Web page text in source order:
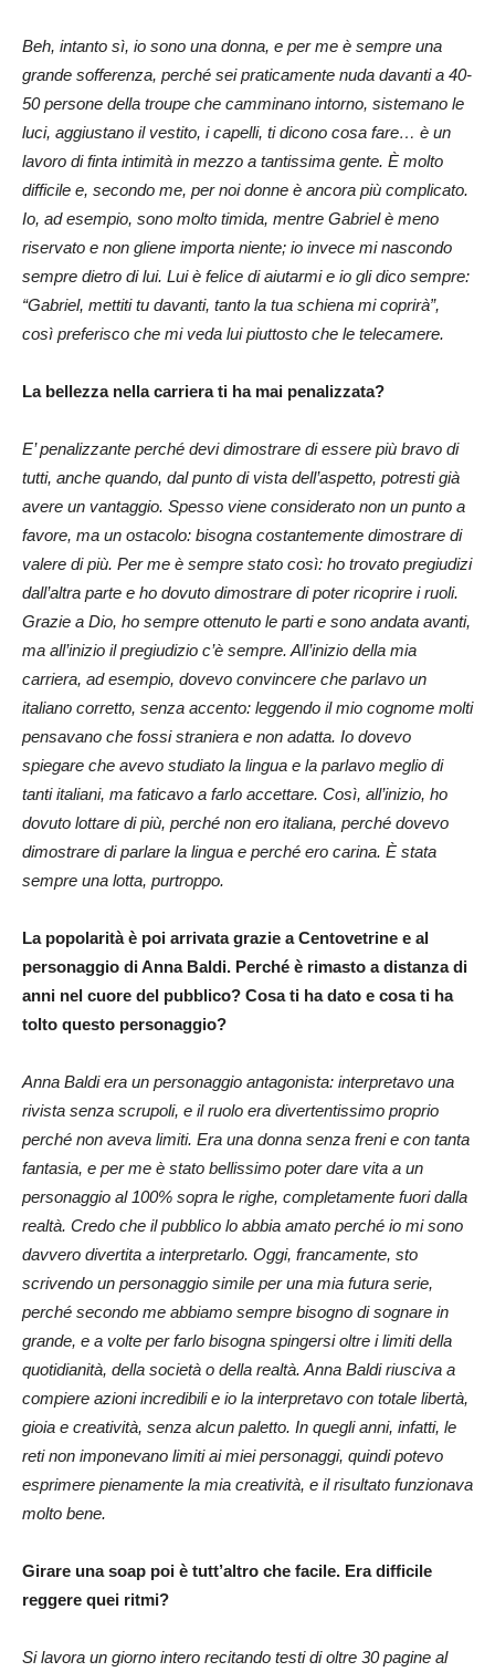
Beh, intanto sì, io sono una donna, e per me è sempre una
grande sofferenza, perché sei praticamente nuda davanti a 40-
50 persone della troupe che camminano intorno, sistemano le
luci, aggiustano il vestito, i capelli, ti dicono cosa fare… è un
lavoro di finta intimità in mezzo a tantissima gente. È molto
difficile e, secondo me, per noi donne è ancora più complicato.
Io, ad esempio, sono molto timida, mentre Gabriel è meno
riservato e non gliene importa niente; io invece mi nascondo
sempre dietro di lui. Lui è felice di aiutarmi e io gli dico sempre:
“Gabriel, mettiti tu davanti, tanto la tua schiena mi coprirà”,
così preferisco che mi veda lui piuttosto che le telecamere.
La bellezza nella carriera ti ha mai penalizzata?
E’ penalizzante perché devi dimostrare di essere più bravo di
tutti, anche quando, dal punto di vista dell’aspetto, potresti già
avere un vantaggio. Spesso viene considerato non un punto a
favore, ma un ostacolo: bisogna costantemente dimostrare di
valere di più. Per me è sempre stato così: ho trovato pregiudizi
dall’altra parte e ho dovuto dimostrare di poter ricoprire i ruoli.
Grazie a Dio, ho sempre ottenuto le parti e sono andata avanti,
ma all’inizio il pregiudizio c’è sempre. All’inizio della mia
carriera, ad esempio, dovevo convincere che parlavo un
italiano corretto, senza accento: leggendo il mio cognome molti
pensavano che fossi straniera e non adatta. Io dovevo
spiegare che avevo studiato la lingua e la parlavo meglio di
tanti italiani, ma faticavo a farlo accettare. Così, all’inizio, ho
dovuto lottare di più, perché non ero italiana, perché dovevo
dimostrare di parlare la lingua e perché ero carina. È stata
sempre una lotta, purtroppo.
La popolarità è poi arrivata grazie a Centovetrine e al
personaggio di Anna Baldi. Perché è rimasto a distanza di
anni nel cuore del pubblico? Cosa ti ha dato e cosa ti ha
tolto questo personaggio?
Anna Baldi era un personaggio antagonista: interpretavo una
rivista senza scrupoli, e il ruolo era divertentissimo proprio
perché non aveva limiti. Era una donna senza freni e con tanta
fantasia, e per me è stato bellissimo poter dare vita a un
personaggio al 100% sopra le righe, completamente fuori dalla
realtà. Credo che il pubblico lo abbia amato perché io mi sono
davvero divertita a interpretarlo. Oggi, francamente, sto
scrivendo un personaggio simile per una mia futura serie,
perché secondo me abbiamo sempre bisogno di sognare in
grande, e a volte per farlo bisogna spingersi oltre i limiti della
quotidianità, della società o della realtà. Anna Baldi riusciva a
compiere azioni incredibili e io la interpretavo con totale libertà,
gioia e creatività, senza alcun paletto. In quegli anni, infatti, le
reti non imponevano limiti ai miei personaggi, quindi potevo
esprimere pienamente la mia creatività, e il risultato funzionava
molto bene.
Girare una soap poi è tutt’altro che facile. Era difficile
reggere quei ritmi?
Si lavora un giorno intero recitando testi di oltre 30 pagine al